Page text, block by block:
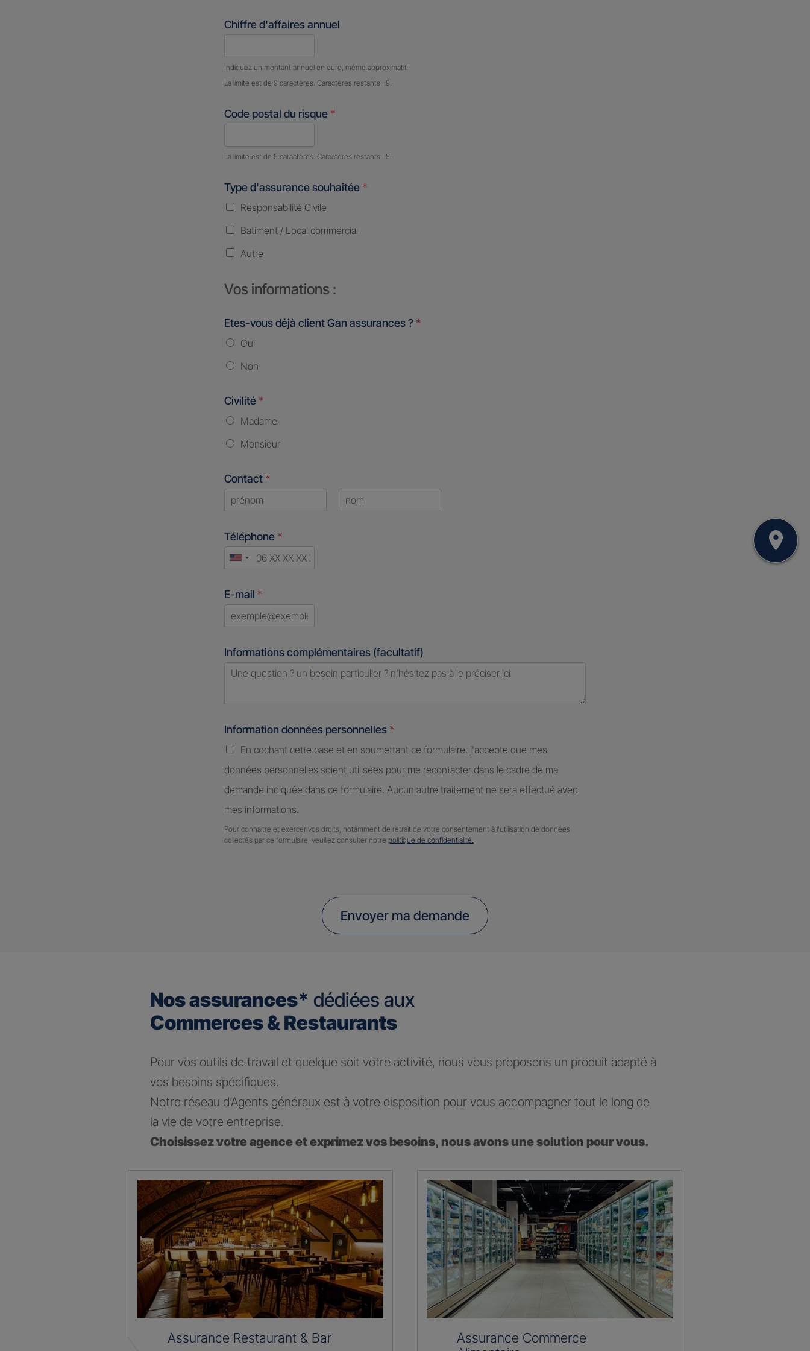
Chiffre d'affaires annuel
Nombre de caractères restants :9 caractères restants
Indiquez un montant annuel en euro, même approximatif.
La limite est de 9 caractères. Caractères restants : 9.
Code postal du risque *
Nombre de caractères restants :
La limite est de 5 caractères. Caractères restants : 5.
Type d'assurance souhaitée *
Responsabilité Civile
Batiment / Local commercial
Autre
Vos informations :
Etes-vous déjà client Gan assurances ? *
Oui
Non
Civilité *
Madame
Monsieur
Contact *
Téléphone *
United
+1
E-mail *
Informations complémentaires (facultatif)
Information données personnelles *
En cochant cette case et en soumettant ce formulaire, j'accepte que mes
données personnelles soient utilisées pour me recontacter dans le cadre de ma
demande indiquée dans ce formulaire. Aucun autre traitement ne sera effectué avec
mes informations.
Pour connaitre et exercer vos droits, notamment de retrait de votre consentement à l'utilisation de données
collectés par ce formulaire, veuillez consulter notre politique de confidentialité.
Envoyer ma demande
Nos assurances* dédiées aux
Commerces & Restaurants
Pour vos outils de travail et quelque soit votre activité, nous vous proposons un produit adapté à
vos besoins spécifiques.
Notre réseau d’Agents généraux est à votre disposition pour vous accompagner tout le long de
la vie de votre entreprise.
Choisissez votre agence et exprimez vos besoins, nous avons une solution pour vous.
Assurance Restaurant & Bar
Assurance Commerce